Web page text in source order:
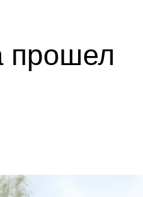
прошел